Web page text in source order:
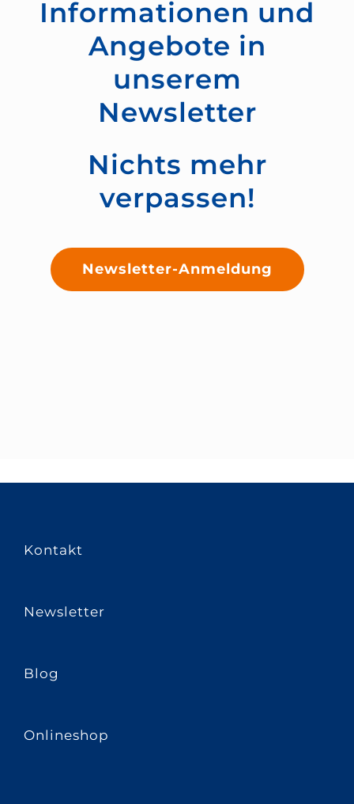
Informationen und
Angebote in
unserem
Newsletter
Nichts mehr
verpassen!
Newsletter-Anmeldung
Kontakt
Newsletter
Blog
Onlineshop